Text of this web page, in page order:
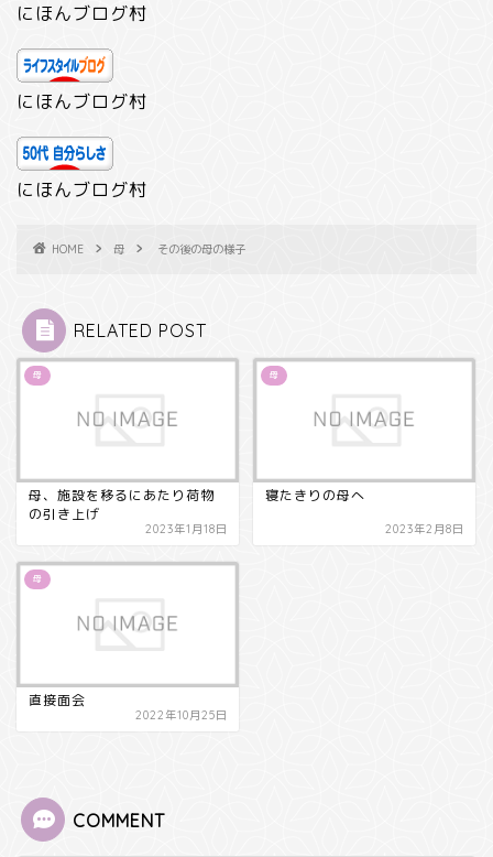
にほんブログ村
にほんブログ村
にほんブログ村
HOME 母 その後の母の様子
RELATED POST
母
母、施設を移るにあたり荷物
の引き上げ
2023年1月18日
母
寝たきりの母へ
2023年2月8日
母
直接面会
2022年10月25日
COMMENT